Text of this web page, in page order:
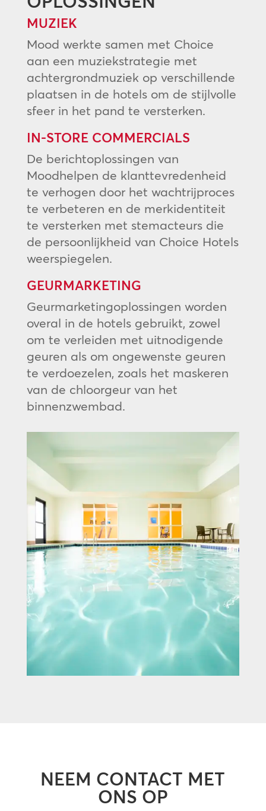
MUZIEK
Mood werkte samen met Choice
aan een muziekstrategie met
achtergrondmuziek op verschillende
plaatsen in de hotels om de stijlvolle
sfeer in het pand te versterken.
IN-STORE COMMERCIALS
De berichtoplossingen van
Moodhelpen de klanttevredenheid
te verhogen door het wachtrijproces
te verbeteren en de merkidentiteit
te versterken met stemacteurs die
de persoonlijkheid van Choice Hotels
weerspiegelen.
GEURMARKETING
Geurmarketingoplossingen worden
overal in de hotels gebruikt, zowel
om te verleiden met uitnodigende
geuren als om ongewenste geuren
te verdoezelen, zoals het maskeren
van de chloorgeur van het
binnenzwembad.
NEEM CONTACT MET
ONS OP